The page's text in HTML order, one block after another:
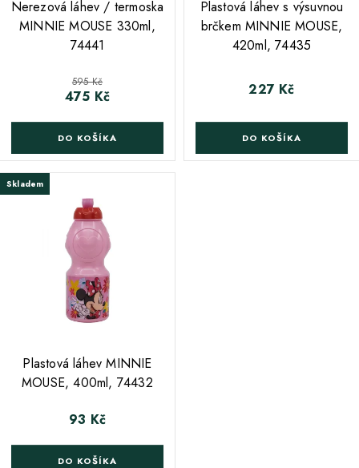
Nerezová láhev / termoska
MINNIE MOUSE 330ml,
74441
Běžná cena
595 Kč
Cena
475 Kč
DO KOŠÍKA
Plastová láhev s výsuvnou
brčkem MINNIE MOUSE,
420ml, 74435
Cena
227 Kč
DO KOŠÍKA
Skladem
Plastová láhev MINNIE
MOUSE, 400ml, 74432
Cena
93 Kč
DO KOŠÍKA